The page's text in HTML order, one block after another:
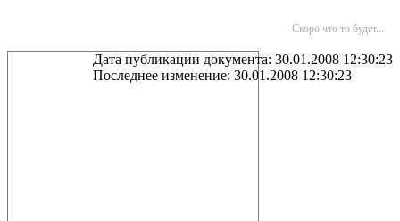
Скоро что то будет...
Дата публикации документа: 30.01.2008 12:30:23
Последнее изменение: 30.01.2008 12:30:23